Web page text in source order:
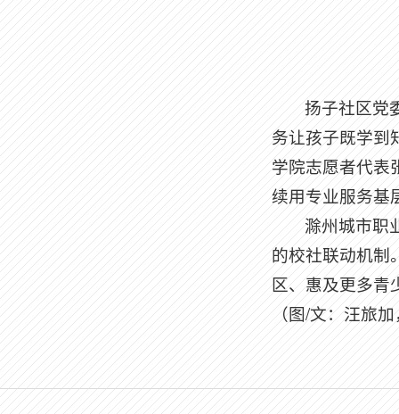
扬子社区党
务让孩子既学到
学院志愿者代表
续用专业服务基
滁州城市职
的校社联动机制
区、惠及更多青
（图/文：汪旅